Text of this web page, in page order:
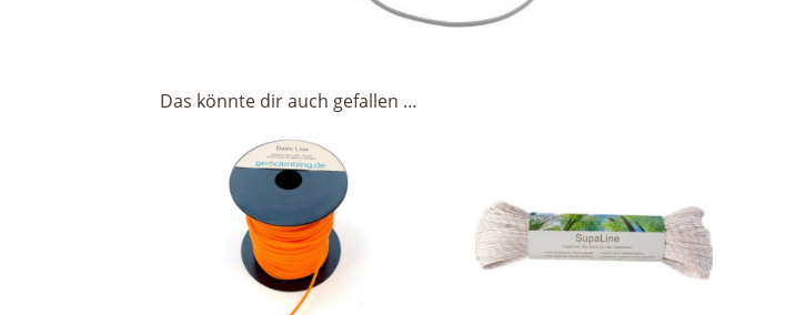
Das könnte dir auch gefallen …